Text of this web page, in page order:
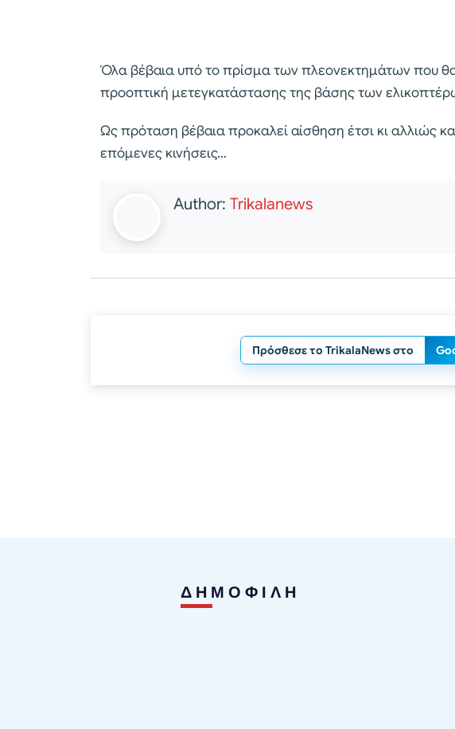
Όλα βέβαια υπό το πρίσμα των πλεονεκτημάτων που
προοπτική μετεγκατάστασης της βάσης των
Ως πρόταση βέβαια προκαλεί αίσθηση έτσι κι αλλιώς
επόμενες κινήσεις…
Author: Trikalanews
Πρόσθεσε το TrikalaNews στο
ΔΗΜΟΦΙΛΗ